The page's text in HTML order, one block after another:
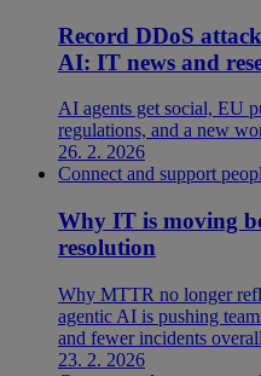
Record DDoS
AI: IT news and
AI agents get social, EU
regulations, and a new
26. 2. 2026
Connect and support
Why IT is moving
resolution
Why MTTR no longer
agentic AI is pushing
and fewer incidents
23. 2. 2026